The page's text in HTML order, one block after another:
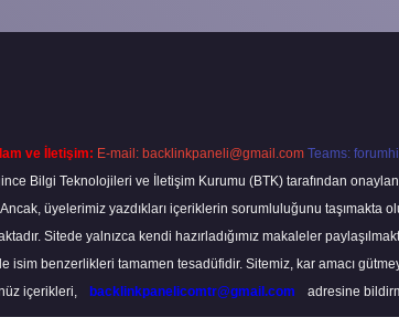
ve İletişim: E-mail: backlinkpaneli@gmail.com Teams:
Bilgi Teknolojileri ve İletişim Kurumu (BTK) tarafından
üyelerimiz yazdıkları içeriklerin sorumluluğunu
Sitede yalnızca kendi hazırladığımız makaleler
isim benzerlikleri tamamen tesadüfidir. Sitemiz, kar amacı
içerikleri,
backlinkpanelicomtr@gmail.com adresine